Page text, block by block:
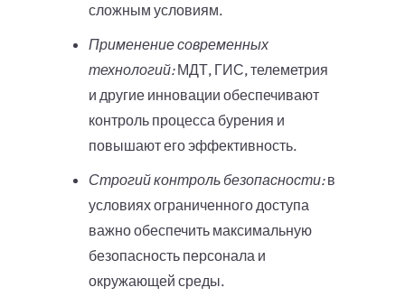
сложным условиям.
Применение современных
технологий:МДТ, ГИС, телеметрия
и другие инновации обеспечивают
контроль процесса бурения и
повышают его эффективность.
Строгий контроль безопасности:в
условиях ограниченного доступа
важно обеспечить максимальную
безопасность персонала и
окружающей среды.